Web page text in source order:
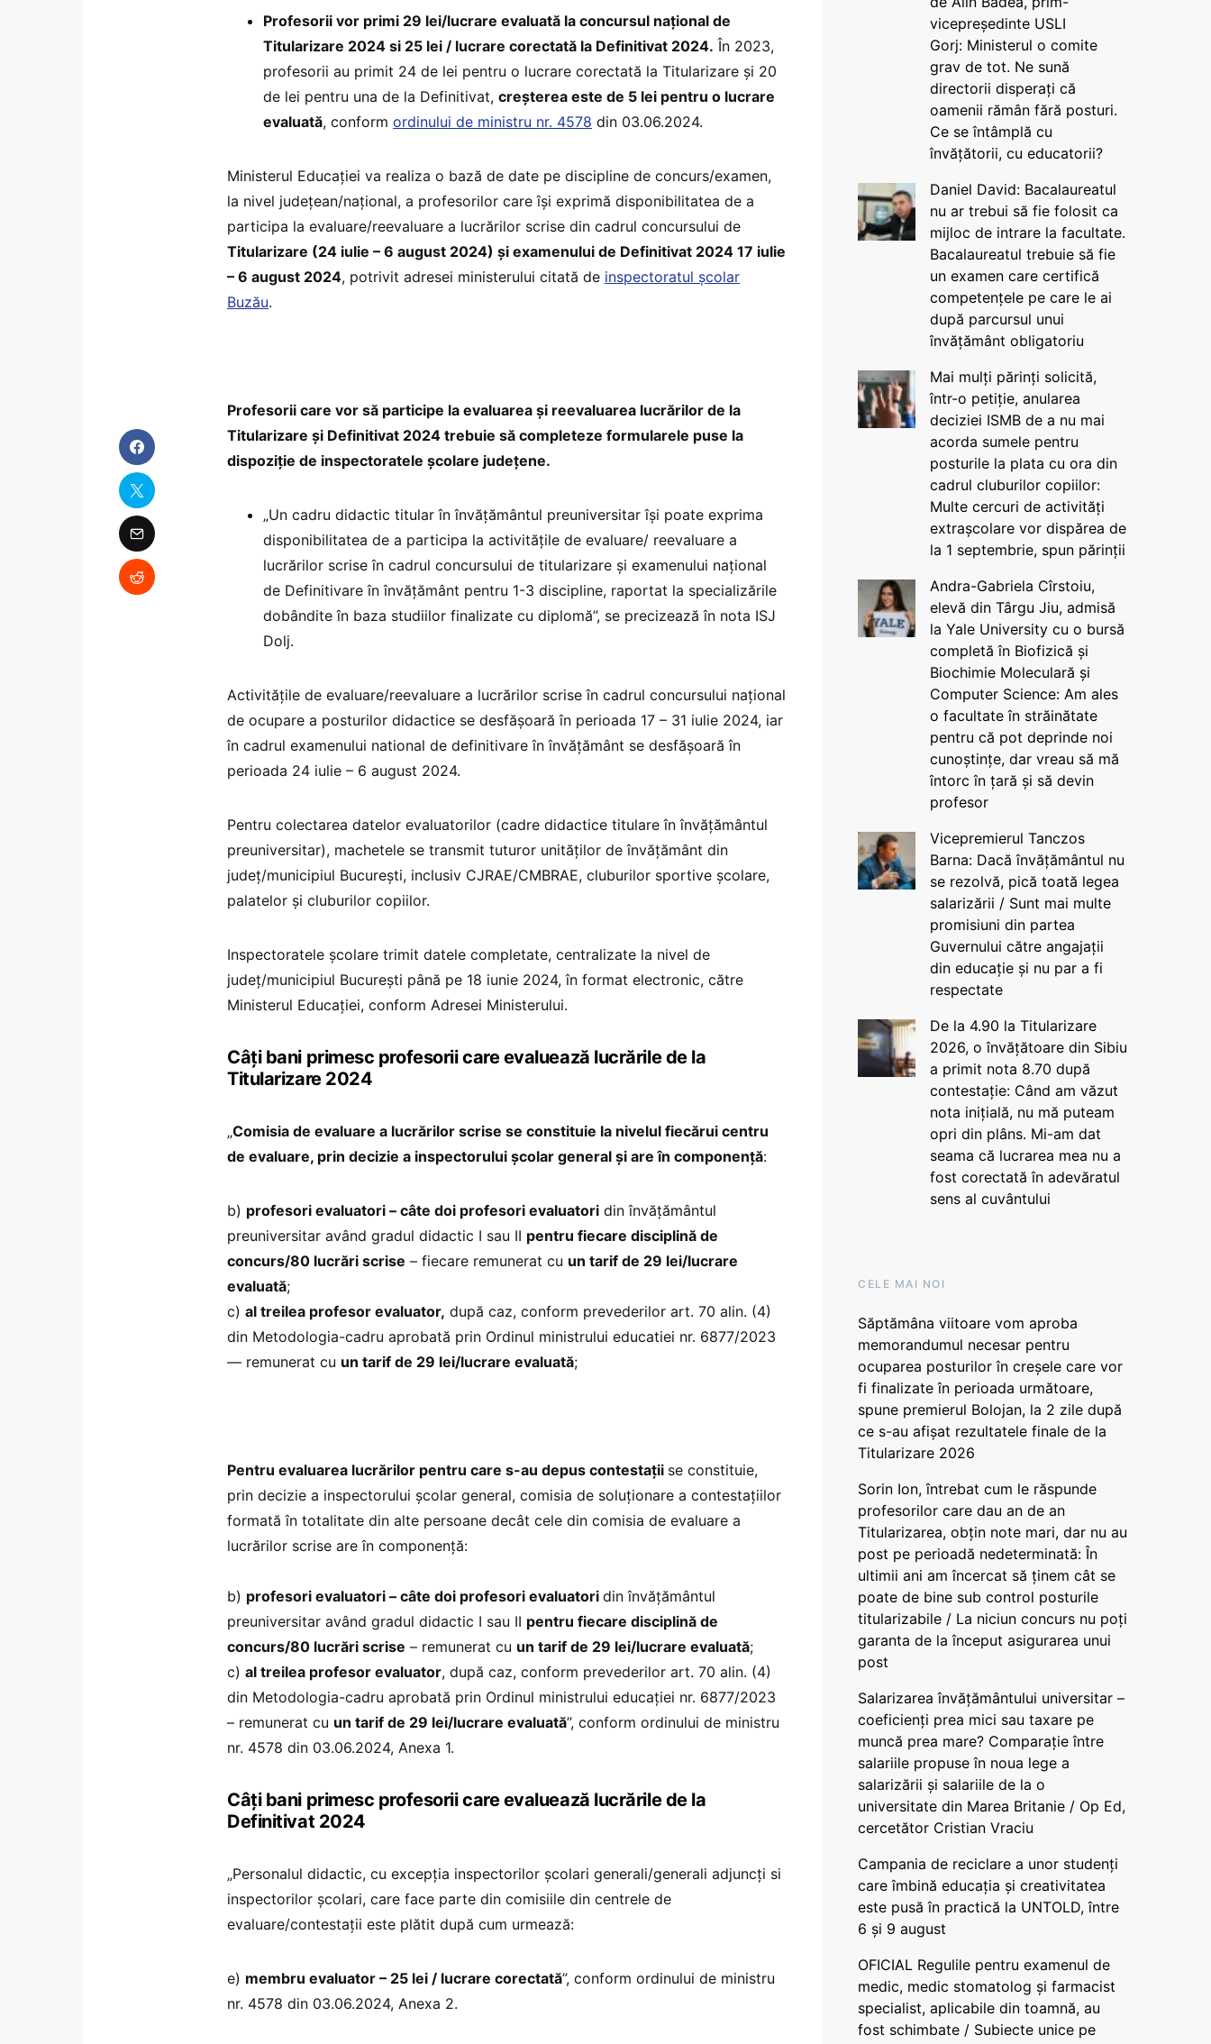
Profesorii vor primi 29 lei/lucrare evaluată la concursul național de
Titularizare 2024 si 25 lei / lucrare corectată la Definitivat 2024. În 2023,
profesorii au primit 24 de lei pentru o lucrare corectată la Titularizare și 20
de lei pentru una de la Definitivat, creșterea este de 5 lei pentru o lucrare
evaluată, conform ordinului de ministru nr. 4578 din 03.06.2024.
Ministerul Educației va realiza o bază de date pe discipline de concurs/examen,
la nivel județean/național, a profesorilor care își exprimă disponibilitatea de a
participa la evaluare/reevaluare a lucrărilor scrise din cadrul concursului de
Titularizare (24 iulie – 6 august 2024) și examenului de Definitivat 2024 17 iulie
– 6 august 2024, potrivit adresei ministerului citată de inspectoratul școlar
Buzău.
Profesorii care vor să participe la evaluarea și reevaluarea lucrărilor de la
Titularizare și Definitivat 2024 trebuie să completeze formularele puse la
dispoziție de inspectoratele școlare județene.
„Un cadru didactic titular în învățământul preuniversitar își poate exprima
disponibilitatea de a participa la activitățile de evaluare/ reevaluare a
lucrărilor scrise în cadrul concursului de titularizare și examenului național
de Definitivare în învățământ pentru 1-3 discipline, raportat la specializările
dobândite în baza studiilor finalizate cu diplomă”, se precizează în nota ISJ
Dolj.
Activitățile de evaluare/reevaluare a lucrărilor scrise în cadrul concursului naţional
de ocupare a posturilor didactice se desfășoară în perioada 17 – 31 iulie 2024, iar
în cadrul examenului national de definitivare în învăţământ se desfășoară în
perioada 24 iulie – 6 august 2024.
Pentru colectarea datelor evaluatorilor (cadre didactice titulare în învăţământul
preuniversitar), machetele se transmit tuturor unităților de învăţământ din
judeţ/municipiul Bucureşti, inclusiv CJRAE/CMBRAE, cluburilor sportive școlare,
palatelor și cluburilor copiilor.
Inspectoratele școlare trimit datele completate, centralizate la nivel de
județ/municipiul București până pe 18 iunie 2024, în format electronic, către
Ministerul Educației, conform Adresei Ministerului.
Câți bani primesc profesorii care evaluează lucrările de la
Titularizare 2024
„Comisia de evaluare a lucrărilor scrise se constituie la nivelul fiecărui centru
de evaluare, prin decizie a inspectorului școlar general și are în componență:
b) profesori evaluatori – câte doi profesori evaluatori din învățământul
preuniversitar având gradul didactic I sau II pentru fiecare disciplină de
concurs/80 lucrări scrise – fiecare remunerat cu un tarif de 29 lei/lucrare
evaluată;
c) al treilea profesor evaluator, după caz, conform prevederilor art. 70 alin. (4)
din Metodologia-cadru aprobată prin Ordinul ministrului educatiei nr. 6877/2023
— remunerat cu un tarif de 29 lei/lucrare evaluată;
Pentru evaluarea lucrărilor pentru care s-au depus contestații se constituie,
prin decizie a inspectorului școlar general, comisia de soluționare a contestațiilor
formată în totalitate din alte persoane decât cele din comisia de evaluare a
lucrărilor scrise are în componență:
b) profesori evaluatori – câte doi profesori evaluatori din învăţământul
preuniversitar având gradul didactic I sau II pentru fiecare disciplină de
concurs/80 lucrări scrise – remunerat cu un tarif de 29 lei/lucrare evaluată;
c) al treilea profesor evaluator, după caz, conform prevederilor art. 70 alin. (4)
din Metodologia-cadru aprobată prin Ordinul ministrului educației nr. 6877/2023
– remunerat cu un tarif de 29 lei/lucrare evaluată”, conform ordinului de ministru
nr. 4578 din 03.06.2024, Anexa 1.
Câți bani primesc profesorii care evaluează lucrările de la
Definitivat 2024
„Personalul didactic, cu excepția inspectorilor școlari generali/generali adjuncți si
inspectorilor școlari, care face parte din comisiile din centrele de
evaluare/contestații este plătit după cum urmează:
e) membru evaluator – 25 lei / lucrare corectată”, conform ordinului de ministru
nr. 4578 din 03.06.2024, Anexa 2.
vicepreședinte USLI
Gorj: Ministerul o comite
grav de tot. Ne sună
directorii disperați că
oamenii rămân fără posturi.
Ce se întâmplă cu
învățătorii, cu educatorii?
Daniel David: Bacalaureatul
nu ar trebui să fie folosit ca
mijloc de intrare la facultate.
Bacalaureatul trebuie să fie
un examen care certifică
competențele pe care le ai
după parcursul unui
învățământ obligatoriu
Mai mulți părinți solicită,
într-o petiție, anularea
deciziei ISMB de a nu mai
acorda sumele pentru
posturile la plata cu ora din
cadrul cluburilor copiilor:
Multe cercuri de activități
extrașcolare vor dispărea de
la 1 septembrie, spun părinții
Andra-Gabriela Cîrstoiu,
elevă din Târgu Jiu, admisă
la Yale University cu o bursă
completă în Biofizică și
Biochimie Moleculară și
Computer Science: Am ales
o facultate în străinătate
pentru că pot deprinde noi
cunoștințe, dar vreau să mă
întorc în țară și să devin
profesor
Vicepremierul Tanczos
Barna: Dacă învățământul nu
se rezolvă, pică toată legea
salarizării / Sunt mai multe
promisiuni din partea
Guvernului către angajații
din educație și nu par a fi
respectate
De la 4.90 la Titularizare
2026, o învățătoare din Sibiu
a primit nota 8.70 după
contestație: Când am văzut
nota inițială, nu mă puteam
opri din plâns. Mi-am dat
seama că lucrarea mea nu a
fost corectată în adevăratul
sens al cuvântului
CELE MAI NOI
Săptămâna viitoare vom aproba
memorandumul necesar pentru
ocuparea posturilor în creșele care vor
fi finalizate în perioada următoare,
spune premierul Bolojan, la 2 zile după
ce s-au afișat rezultatele finale de la
Titularizare 2026
Sorin Ion, întrebat cum le răspunde
profesorilor care dau an de an
Titularizarea, obțin note mari, dar nu au
post pe perioadă nedeterminată: În
ultimii ani am încercat să ținem cât se
poate de bine sub control posturile
titularizabile / La niciun concurs nu poți
garanta de la început asigurarea unui
post
Salarizarea învățământului universitar –
coeficienți prea mici sau taxare pe
muncă prea mare? Comparație între
salariile propuse în noua lege a
salarizării și salariile de la o
universitate din Marea Britanie / Op Ed,
cercetător Cristian Vraciu
Campania de reciclare a unor studenți
care îmbină educația și creativitatea
este pusă în practică la UNTOLD, între
6 și 9 august
OFICIAL Regulile pentru examenul de
medic, medic stomatolog și farmacist
specialist, aplicabile din toamnă, au
fost schimbate / Subiecte unice pe